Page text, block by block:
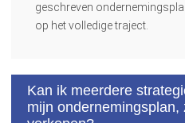
geschreven
op het volledige traject.
Kan ik meerdere
mijn ondernemingsplan,